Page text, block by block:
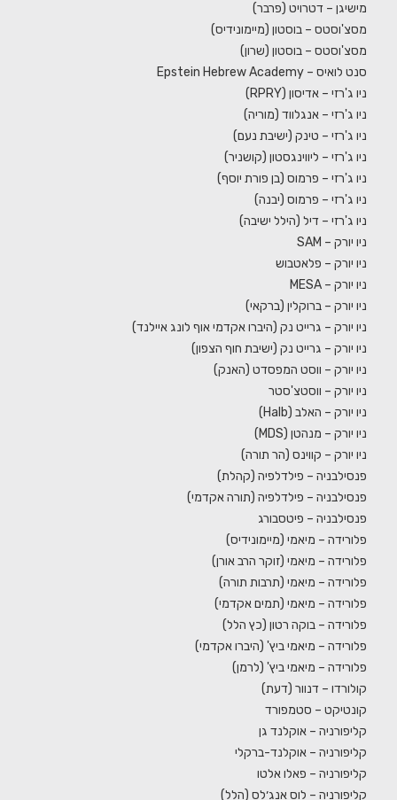
מישיגן – דטרויט (פרבר)
מסצ'וסטס – בוסטון (מיימונידיס)
מסצ'וסטס – בוסטון (שרון)
סנט לואיס – Epstein Hebrew Academy
ניו ג'רזי – אדיסון (RPRY)
ניו ג'רזי – אנגלווד (מוריה)
ניו ג'רזי – טינק (ישיבת נעם)
ניו ג'רזי – ליווינגסטון (קושניר)
ניו ג'רזי – פרמוס (בן פורת יוסף)
ניו ג'רזי – פרמוס (יבנה)
ניו ג'רזי – דיל (הילל ישיבה)
ניו יורק – SAM
ניו יורק – פלאטבוש
ניו יורק – MESA
ניו יורק – ברוקלין (ברקאי)
ניו יורק – גרייט נק (היברו אקדמי אוף לונג איילנד)
ניו יורק – גרייט נק (ישיבת חוף הצפון)
ניו יורק – ווסט המפסדט (האנק)
ניו יורק – ווסטצ'סטר
ניו יורק – האלב (Halb)
ניו יורק – מנהטן (MDS)
ניו יורק – קווינס (הר תורה)
פנסילבניה – פילדלפיה (קהלת)
פנסילבניה – פילדלפיה (תורה אקדמי)
פנסילבניה – פיטסבורג
פלורידה – מיאמי (מיימונידיס)
פלורידה – מיאמי (זוקר הרב אורן)
פלורידה – מיאמי (תרבות תורה)
פלורידה – מיאמי (תמים אקדמי)
פלורידה – בוקה רטון (כץ הלל)
פלורידה – מיאמי ביץ' (היברו אקדמי)
פלורידה – מיאמי ביץ' (לרמן)
קולורדו – דנוור (דעת)
קונטיקט – סטמפורד
קליפורניה – אוקלנד גן
קליפורניה – אוקלנד-ברקלי
קליפורניה – פאלו אלטו
קליפורניה – לוס אנג׳לס (הלל)